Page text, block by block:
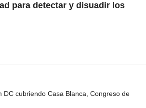
para detectar y disuadir los
cubriendo Casa Blanca, Congreso de